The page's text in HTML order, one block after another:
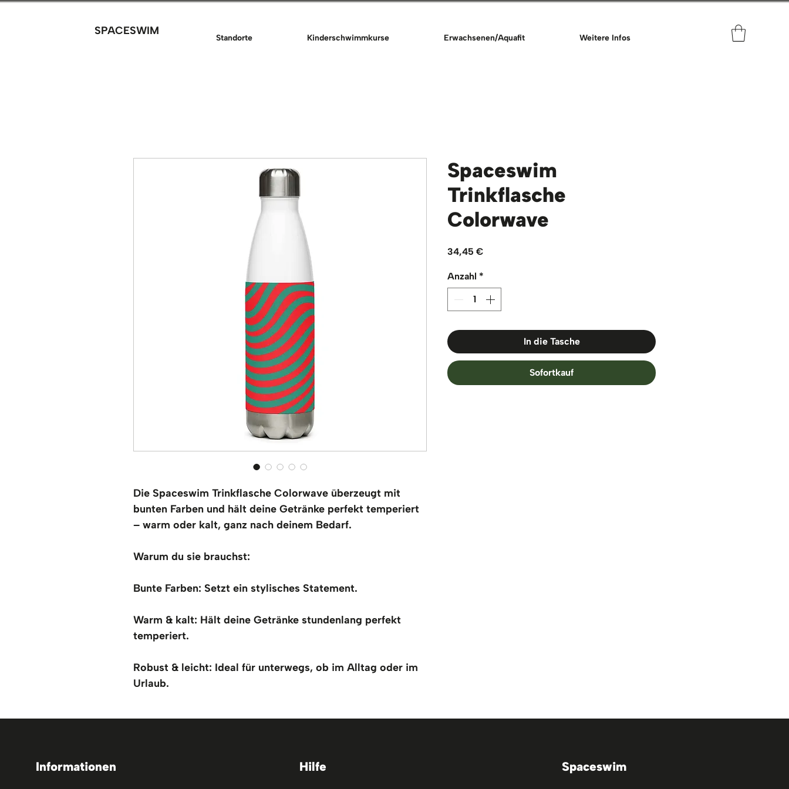
SPACESWIM
Standorte Kinderschwimmkurse Erwachsenen/Aquafit Weitere Infos
Die Spaceswim Trinkflasche Colorwave überzeugt mit
bunten Farben und hält deine Getränke perfekt temperiert
– warm oder kalt, ganz nach deinem Bedarf.
Warum du sie brauchst:
Bunte Farben: Setzt ein stylisches Statement.
Warm & kalt: Hält deine Getränke stundenlang perfekt
temperiert.
Robust & leicht: Ideal für unterwegs, ob im Alltag oder im
Urlaub.
Spaceswim
Trinkflasche
Colorwave
34,45 €
Anzahl *
In die Tasche
Sofortkauf
Informationen Hilfe Spaceswim